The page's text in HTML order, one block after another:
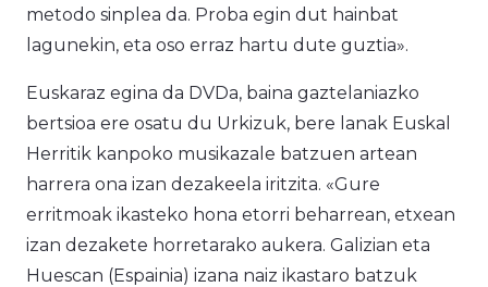
metodo sinplea da. Proba egin dut hainbat
lagunekin, eta oso erraz hartu dute guztia».
Euskaraz egina da DVDa, baina gaztelaniazko
bertsioa ere osatu du Urkizuk, bere lanak Euskal
Herritik kanpoko musikazale batzuen artean
harrera ona izan dezakeela iritzita. «Gure
erritmoak ikasteko hona etorri beharrean, etxean
izan dezakete horretarako aukera. Galizian eta
Huescan (Espainia) izana naiz ikastaro batzuk